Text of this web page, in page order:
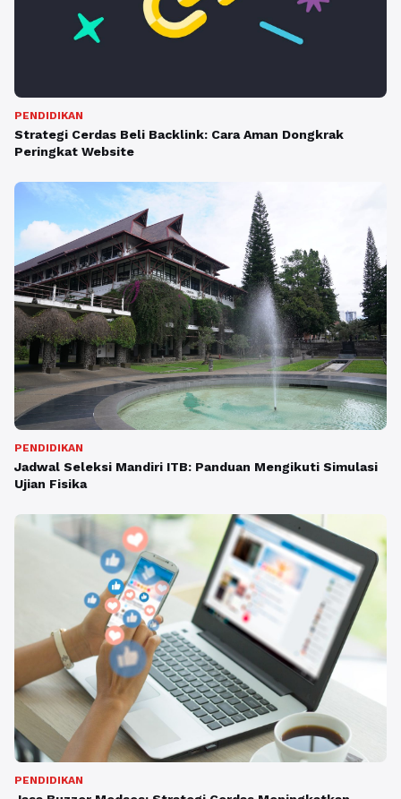
PENDIDIKAN
Strategi Cerdas Beli Backlink: Cara Aman Dongkrak
Peringkat Website
PENDIDIKAN
Jadwal Seleksi Mandiri ITB: Panduan Mengikuti Simulasi
Ujian Fisika
PENDIDIKAN